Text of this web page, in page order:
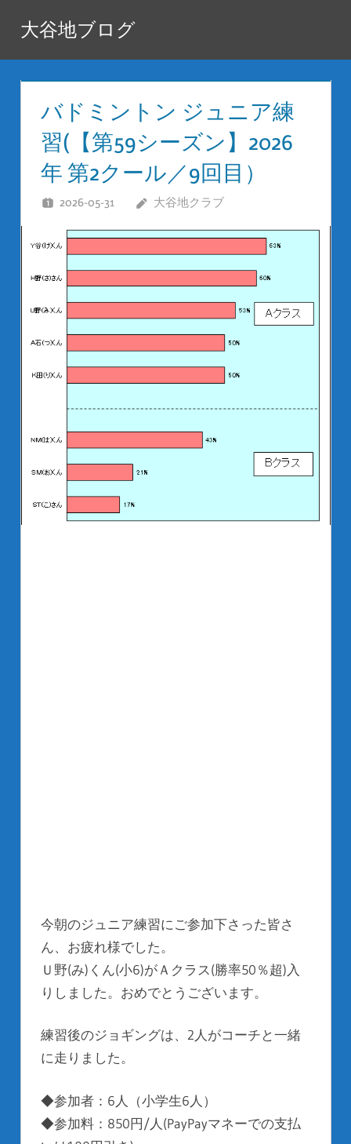
テ
大谷地ブログ
バドミントン ジュニア練
習(【第59シーズン】2026
年 第2クール／9回目）
2026-05-31 大谷地クラブ
今朝のジュニア練習にご参加下さった皆さ
ん、お疲れ様でした。
Ｕ野(み)くん(小6)がＡクラス(勝率50％超)入
りしました。おめでとうございます。
練習後のジョギングは、2人がコーチと一緒
に走りました。
◆参加者：6人（小学生6人）
◆参加料：850円/人(PayPayマネーでの支払